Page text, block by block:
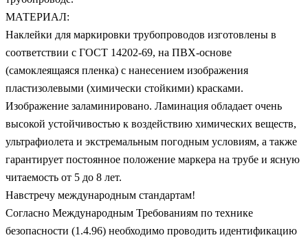
МАТЕРИАЛ:
Наклейки для маркировки трубопроводов изготовлены в
соответствии с ГОСТ 14202-69, на ПВХ-основе
(самоклеящаяся пленка) с нанесением изображения
пластизолевыми (химически стойкими) красками.
Изображение заламинировано. Ламинация обладает очень
высокой устойчивостью к воздействию химических веществ,
ультрафиолета и экстремальным погодным условиям, а также
гарантирует постоянное положение маркера на трубе и ясную
читаемость от 5 до 8 лет.
Навстречу международным стандартам!
Согласно Международным Требованиям по технике
безопасности (1.4.96) необходимо проводить идентификацию